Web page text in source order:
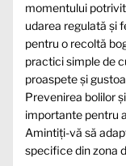
momentului
udarea regulată și
pentru o recoltă
practici simple de
proaspete și
Prevenirea bolilor
importante pentru
Amintiți-vă să
specifice din zona